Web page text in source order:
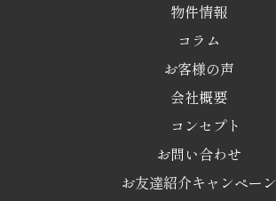
物件情報
コラム
お客様の声
会社概要
コンセプト
お問い合わせ
お友達紹介キャンペーン